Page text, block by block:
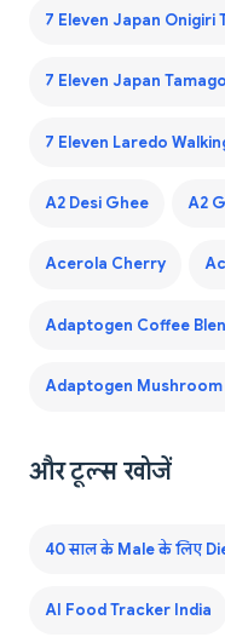
7 Eleven Japan Onigiri
7 Eleven Japan
7 Eleven Laredo
A2 Desi Ghee A2
Acerola Cherry
Adaptogen Coffee
Adaptogen
और टूल्स खोजें
40 साल के Male के लिए
AI Food Tracker India